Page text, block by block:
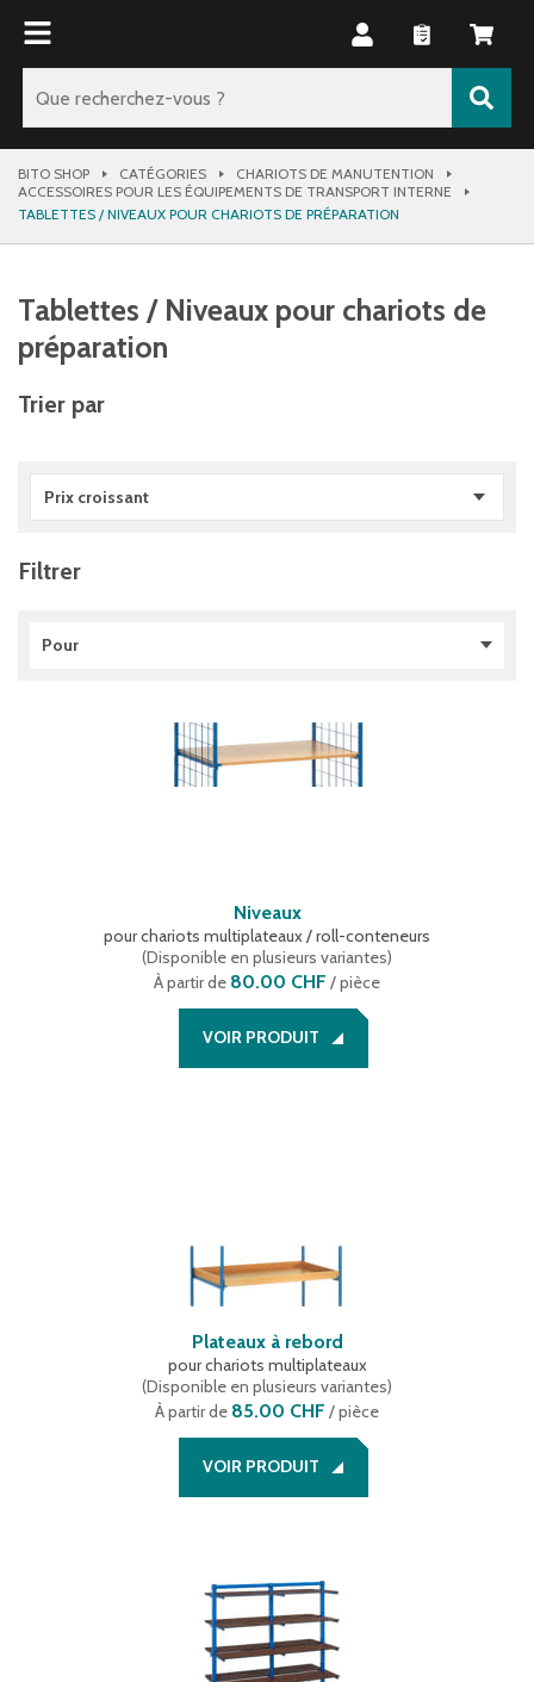
BITO SHOP CATÉGORIES
CHARIOTS DE MANUTENTION
ACCESSOIRES POUR LES ÉQUIPEMENTS DE TRANSPORT INTERNE
TABLETTES / NIVEAUX POUR CHARIOTS DE PRÉPARATION
Tablettes / Niveaux pour chariots de
préparation
Trier par
Prix croissant
Filtrer
Pour
Chariots plateforme (
Chariots pour bacs norme Europe
Niveaux
pour chariots multiplateaux / roll-conteneurs
(Disponible en plusieurs variantes)
À partir de 80.00 CHF / pièce
VOIR PRODUIT
Plateaux à rebord
pour chariots multiplateaux
(Disponible en plusieurs variantes)
À partir de 85.00 CHF / pièce
VOIR PRODUIT